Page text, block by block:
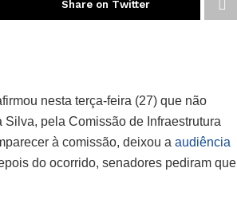
Share on Twitter
nesta terça-feira (27) que não
pela Comissão de Infraestrutura
à comissão, deixou a audiência
do ocorrido, senadores pediram que